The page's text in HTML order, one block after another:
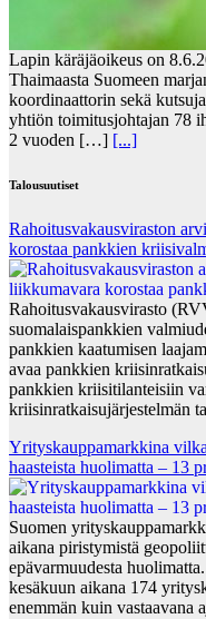
Lapin käräjäoikeus on
Thaimaasta Suomeen
koordinaattorin sekä
yhtiön toimitusjohtajan 78
2 vuoden […] [...]
Talousuutiset
Rahoitusvakausviraston
korostaa pankkien
Rahoitusvakausvirasto
suomalaispankkien
pankkien kaatumisen
avaa pankkien
pankkien kriisitilanteisiin
kriisinratkaisujärjestelmän
Yrityskauppamarkkina
haasteista huolimatta – 13
Suomen
aikana piristymistä
epävarmuudesta
kesäkuun aikana 174
enemmän kuin vastaavana